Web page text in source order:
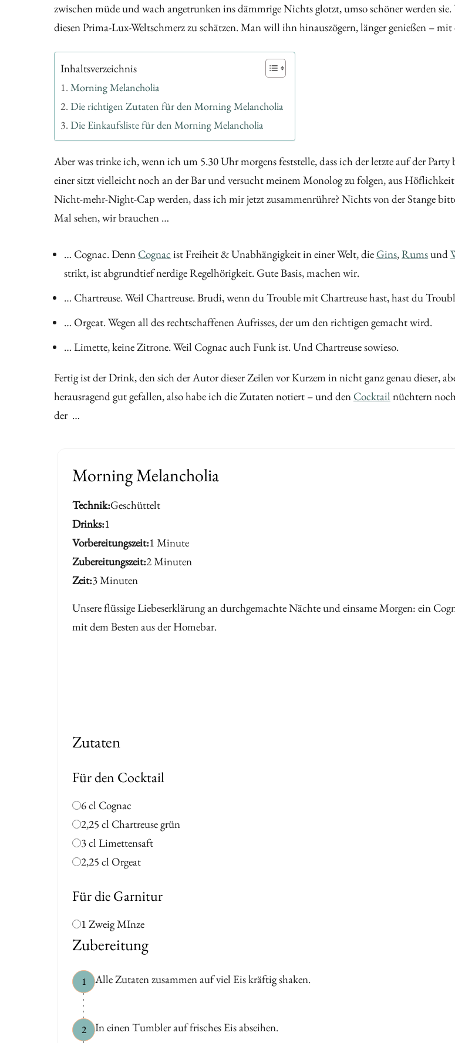
zwischen müde und wach angetrunken ins dämmrige Nichts glotzt, umso schöner werden
diesen Prima-Lux-Weltschmerz zu schätzen. Man will ihn hinauszögern, länger genießen –
Inhaltsverzeichnis
Morning Melancholia
Die richtigen Zutaten für den Morning Melancholia
Die Einkaufsliste für den Morning Melancholia
Aber was trinke ich, wenn ich um 5.30 Uhr morgens feststelle, dass ich der letzte auf der
einer sitzt vielleicht noch an der Bar und versucht meinem Monolog zu folgen, aus
Nicht-mehr-Night-Cap werden, dass ich mir jetzt zusammenrühre? Nichts von der Stange
Mal sehen, wir brauchen …
… Cognac. Denn Cognac ist Freiheit & Unabhängigkeit in einer Welt, die Gins,Rumsund
strikt, ist abgrundtief nerdige Regelhörigkeit. Gute Basis, machen wir.
… Chartreuse. Weil Chartreuse. Brudi, wenn du Trouble mit Chartreuse hast, hast du
… Orgeat. Wegen all des rechtschaffenen Aufrisses, der um den richtigen gemacht wird.
… Limette, keine Zitrone. Weil Cognac auch Funk ist. Und Chartreuse sowieso.
Fertig ist der Drink, den sich der Autor dieser Zeilen vor Kurzem in nicht ganz genau dieser,
herausragend gut gefallen, also habe ich die Zutaten notiert – und den Cocktail nüchtern
der …
Morning Melancholia
Technik Geschüttelt
Drinks 1
Vorbereitungszeit 1 Minute
Zubereitungszeit 2 Minuten
Zeit 3 Minuten
Unsere flüssige Liebeserklärung an durchgemachte Nächte und einsame Morgen: ein
mit dem Besten aus der Homebar.
Zutaten
Für den Cocktail
6 cl Cognac
2,25 cl Chartreuse grün
3 cl Limettensaft
2,25 cl Orgeat
Für die Garnitur
1 Zweig MInze
Zubereitung
1 Alle Zutaten zusammen auf viel Eis kräftig shaken.
2 In einen Tumbler auf frisches Eis abseihen.